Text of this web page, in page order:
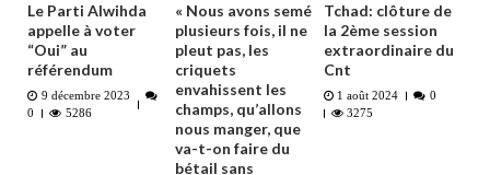
Le Parti Alwihda
appelle à voter
“Oui” au
référendum
9 décembre 2023
0
5286
« Nous avons semé
plusieurs fois, il ne
pleut pas, les
criquets
envahissent les
champs, qu’allons
nous manger, que
va-t-on faire du
bétail sans
Tchad: clôture de
la 2ème session
extraordinaire du
Cnt
1 août 2024
0
3275